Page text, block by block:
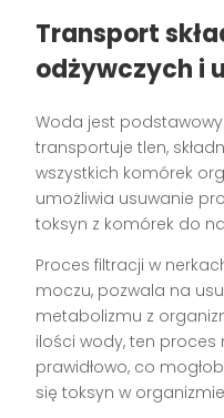
Transport
odżywczych i
Woda jest
transportuje tlen,
wszystkich komórek
umożliwia usuwanie
toksyn z komórek do
Proces filtracji w
moczu, pozwala na
metabolizmu z
ilości wody, ten proces
prawidłowo, co
się toksyn w